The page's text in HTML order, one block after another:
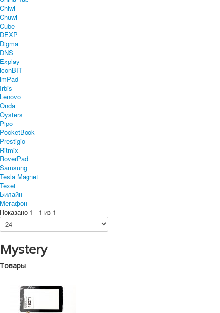
Chiwi
Chuwi
Cube
DEXP
Digma
DNS
Explay
iconBIT
imPad
Irbis
Lenovo
Onda
Oysters
Pipo
PocketBook
Prestigio
Ritmix
RoverPad
Samsung
Tesla Magnet
Texet
Билайн
Мегафон
Показано 1 - 1 из 1
Mystery
Товары